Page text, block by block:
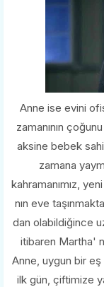
Anne ise evini
zamanının
aksine bebek
zamana
kahramanımız,
nın eve
dan olabildiğince
itibaren Martha'
Anne, uygun bir eş
ilk gün, çiftimize